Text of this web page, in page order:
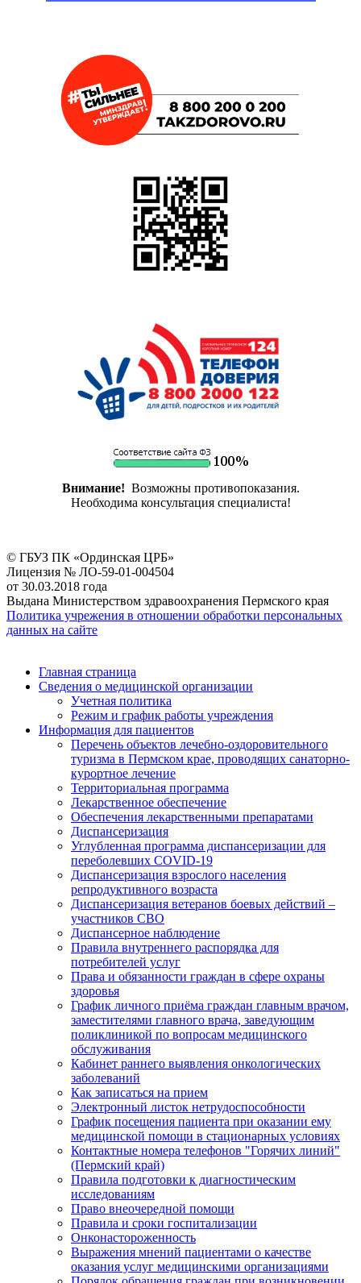
Внимание! Возможны противопоказания.
Необходима консультация специалиста!
© ГБУЗ ПК «Ординская ЦРБ»
Лицензия № ЛО-59-01-004504
от 30.03.2018 года
Выдана Министерством здравоохранения Пермского края
Политика учрежения в отношении обработки персональных
данных на сайте
Главная страница
Сведения о медицинской организации
Учетная политика
Режим и график работы учреждения
Информация для пациентов
Перечень объектов лечебно-оздоровительного
туризма в Пермском крае, проводящих санаторно-
курортное лечение
Территориальная программа
Лекарственное обеспечение
Обеспечения лекарственными препаратами
Диспансеризация
Углубленная программа диспансеризации для
переболевших COVID-19
Диспансеризация взрослого населения
репродуктивного возраста
Диспансеризация ветеранов боевых действий –
участников СВО
Диспансерное наблюдение
Правила внутреннего распорядка для
потребителей услуг
Права и обязанности граждан в сфере охраны
здоровья
График личного приёма граждан главным врачом,
заместителями главного врача, заведующим
поликлиникой по вопросам медицинского
обслуживания
Кабинет раннего выявления онкологических
заболеваний
Как записаться на прием
Электронный листок нетрудоспособности
График посещения пациента при оказании ему
медицинской помощи в стационарных условиях
Контактные номера телефонов "Горячих линий"
(Пермский край)
Правила подготовки к диагностическим
исследованиям
Право внеочередной помощи
Правила и сроки госпитализации
Онконастороженность
Выражения мнений пациентами о качестве
оказания услуг медицинскими организациями